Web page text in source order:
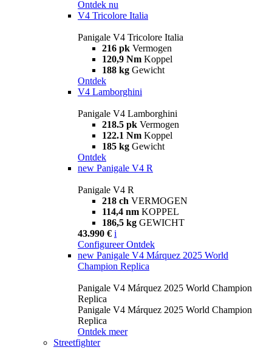
Ontdek nu
V4 Tricolore Italia
Panigale V4 Tricolore Italia
216 pk Vermogen
120,9 Nm Koppel
188 kg Gewicht
Ontdek
V4 Lamborghini
Panigale V4 Lamborghini
218.5 pk Vermogen
122.1 Nm Koppel
185 kg Gewicht
Ontdek
new Panigale V4 R
Panigale V4 R
218 ch VERMOGEN
114,4 nm KOPPEL
186,5 kg GEWICHT
43.990 € i
Configureer Ontdek
new Panigale V4 Márquez 2025 World
Champion Replica
Panigale V4 Márquez 2025 World Champion
Replica
Panigale V4 Márquez 2025 World Champion
Replica
Ontdek meer
Streetfighter